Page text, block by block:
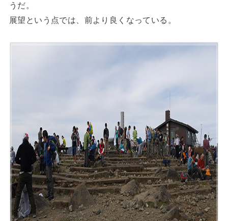
うだ。
展望という点では、前より良くなっている。